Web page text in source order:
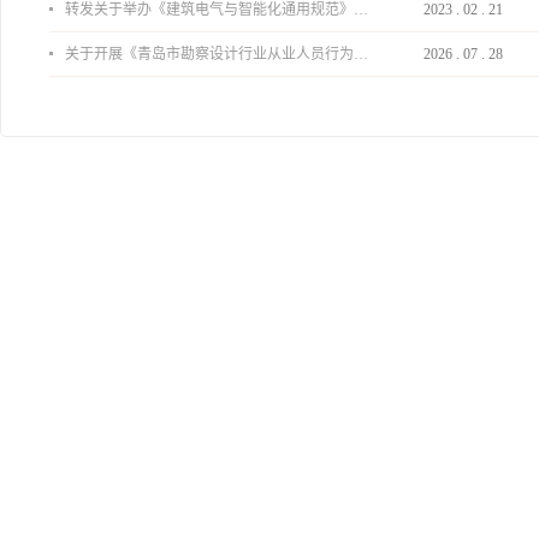
转发关于举办《建筑电气与智能化通用规范》 GB55024-2022公益宣贯的通知 2023 . 02 . 21
关于开展《青岛市勘察设计行业从业人员行为导则》、《青岛市住宅工程设计审查品质提升指引（2026版）》宣贯活动的通知 2026 . 07 . 28